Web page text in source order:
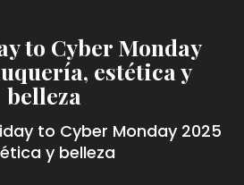
to Cyber Monday
estética y
belleza
to Cyber Monday 2025
y belleza